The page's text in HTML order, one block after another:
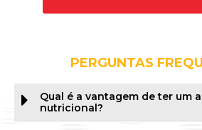
PERGUNTAS
Qual é a vantagem de ter um
nutricional?